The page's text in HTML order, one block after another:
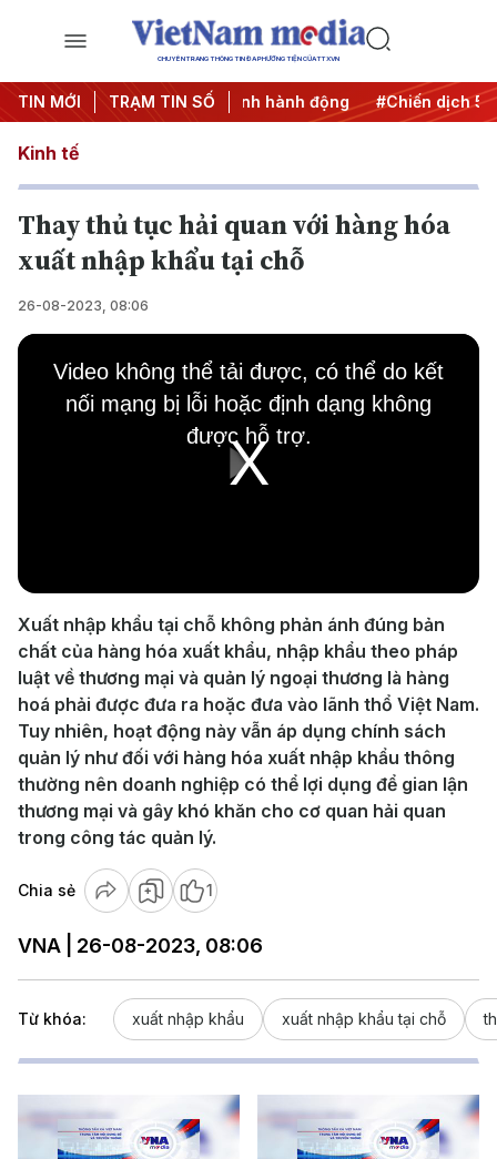
CHUYÊN TRANG THÔNG TIN ĐA PHƯƠNG TIỆN CỦA TTXVN
TIN MỚI TRẠM TIN SỐ
#Đưa Nghị quyết thành hành động #Chiến dịch 500 ngày
Kinh tế
Thay thủ tục hải quan với hàng hóa
xuất nhập khẩu tại chỗ
26-08-2023, 08:06
Play
Video
This
window.
Video không thể tải được, có thể do kết
nối mạng bị lỗi hoặc định dạng không
được hỗ trợ.
Xuất nhập khẩu tại chỗ không phản ánh đúng bản
chất của hàng hóa xuất khẩu, nhập khẩu theo pháp
luật về thương mại và quản lý ngoại thương là hàng
hoá phải được đưa ra hoặc đưa vào lãnh thổ Việt Nam.
Tuy nhiên, hoạt động này vẫn áp dụng chính sách
quản lý như đối với hàng hóa xuất nhập khẩu thông
thường nên doanh nghiệp có thể lợi dụng để gian lận
thương mại và gây khó khăn cho cơ quan hải quan
trong công tác quản lý.
Chia sẻ 1
VNA | 26-08-2023, 08:06
Từ khóa: xuất nhập khẩu xuất nhập khẩu tại chỗ